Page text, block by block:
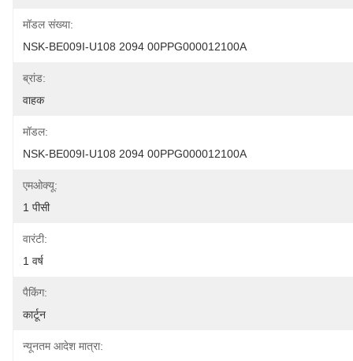
मॉडल संख्या:
NSK-BE009I-U108 2094 00PPG000012100A
ब्रांड:
वाहक
मॉडल:
NSK-BE009I-U108 2094 00PPG000012100A
एमओक्यू:
1 पीसी
वारंटी:
1 वर्ष
पैकिंग:
कार्टून
न्यूनतम आदेश मात्रा: